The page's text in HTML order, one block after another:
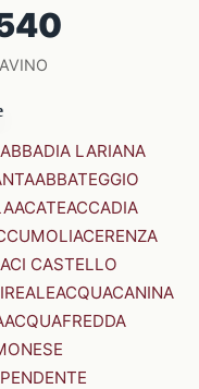
ABBADIA LARIANA
ABBATEGGIO
ACATEACCADIA
ACERENZA
ACI CASTELLO
ACQUACANINA
ACQUAFREDDA